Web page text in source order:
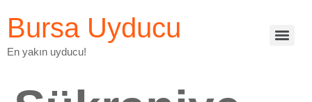
Bursa Uyducu
En yakın uyducu!